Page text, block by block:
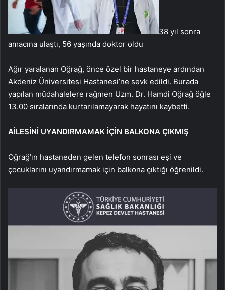
38 yıl sonra
amacına ulaştı, 56 yaşında doktor oldu
Ağır yaralanan Oğrağ, önce özel bir hastaneye ardından
Akdeniz Üniversitesi Hastanesi’ne sevk edildi. Burada
yapılan müdahalelere rağmen Uzm. Dr. Hamdi Oğrağ öğle
13.00 sıralarında kurtarılamayarak hayatını kaybetti.
AİLESİNİ UYANDIRMAMAK İÇİN BALKONA ÇIKMIŞ
Oğrağ’ın hastaneden gelen telefon sonrası eşi ve
çocuklarını uyandırmamak için balkona çıktığı öğrenildi.